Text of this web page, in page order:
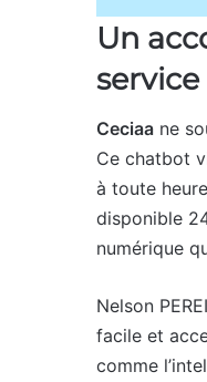
Un
service
Ceciaa ne
Ce chatbot
à toute
disponible
numérique
Nelson
facile et
comme